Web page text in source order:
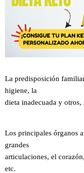
La predisposición
higiene, la
dieta inadecuada y otros,
Los principales órganos
grandes
articulaciones, el
etc.